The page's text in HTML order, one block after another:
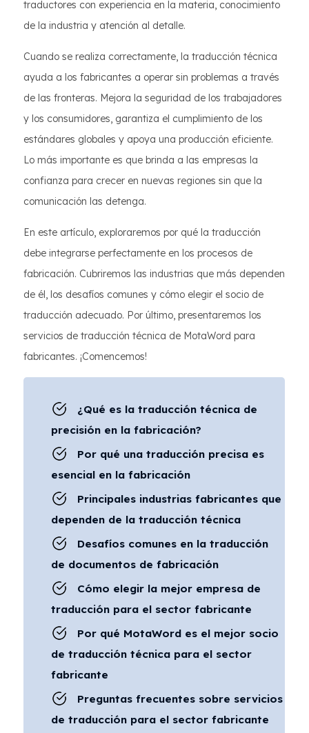
traductores con experiencia en la materia, conocimiento
de la industria y atención al detalle.
Cuando se realiza correctamente, la traducción técnica
ayuda a los fabricantes a operar sin problemas a través
de las fronteras. Mejora la seguridad de los trabajadores
y los consumidores, garantiza el cumplimiento de los
estándares globales y apoya una producción eficiente.
Lo más importante es que brinda a las empresas la
confianza para crecer en nuevas regiones sin que la
comunicación las detenga.
En este artículo, exploraremos por qué la traducción
debe integrarse perfectamente en los procesos de
fabricación. Cubriremos las industrias que más dependen
de él, los desafíos comunes y cómo elegir el socio de
traducción adecuado. Por último, presentaremos los
servicios de traducción técnica de MotaWord para
fabricantes. ¡Comencemos!
¿Qué es la traducción técnica de
precisión en la fabricación?
Por qué una traducción precisa es
esencial en la fabricación
Principales industrias fabricantes que
dependen de la traducción técnica
Desafíos comunes en la traducción
de documentos de fabricación
Cómo elegir la mejor empresa de
traducción para el sector fabricante
Por qué MotaWord es el mejor socio
de traducción técnica para el sector
fabricante
Preguntas frecuentes sobre servicios
de traducción para el sector fabricante